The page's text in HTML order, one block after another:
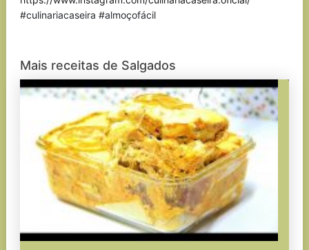
#culinariacaseira #almoçofácil
Mais receitas de Salgados